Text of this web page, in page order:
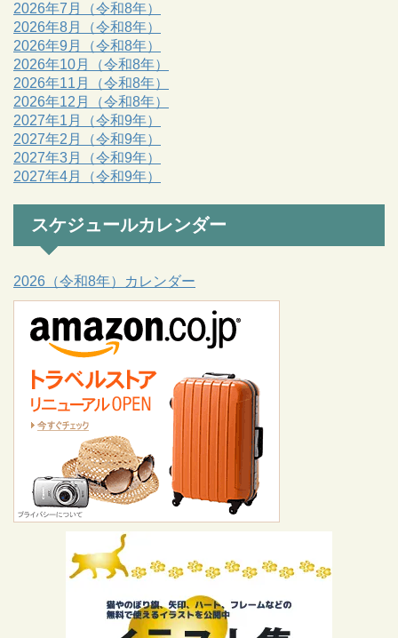
2026年7月（令和8年）
2026年8月（令和8年）
2026年9月（令和8年）
2026年10月（令和8年）
2026年11月（令和8年）
2026年12月（令和8年）
2027年1月（令和9年）
2027年2月（令和9年）
2027年3月（令和9年）
2027年4月（令和9年）
スケジュールカレンダー
2026（令和8年）カレンダー